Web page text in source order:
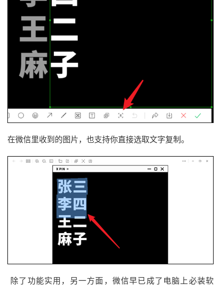
在微信里收到的图片，也支持你直接选取文字复制。
除了功能实用，另一方面，微信早已成了电脑上必装软